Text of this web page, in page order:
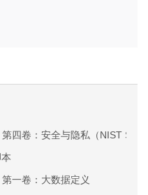
四卷：安全与隐私（NIST
一卷：大数据定义